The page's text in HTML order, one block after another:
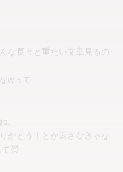
な長々と重たい文章見るの
wって
。
がとう！とか返さなきゃな
😇